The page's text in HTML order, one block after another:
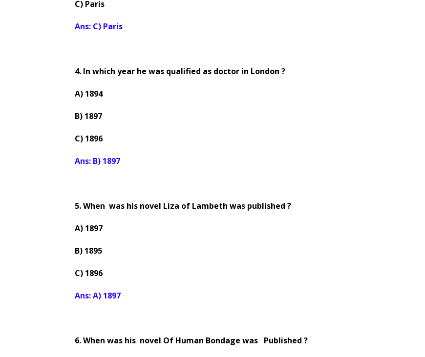
C) Paris
Ans: C) Paris
4. In which year he was qualified as doctor in London ?
A) 1894
B) 1897
C) 1896
Ans: B) 1897
5. When was his novel Liza of Lambeth was published ?
A) 1897
B) 1895
C) 1896
Ans: A) 1897
6. When was his novel Of Human Bondage was Published ?